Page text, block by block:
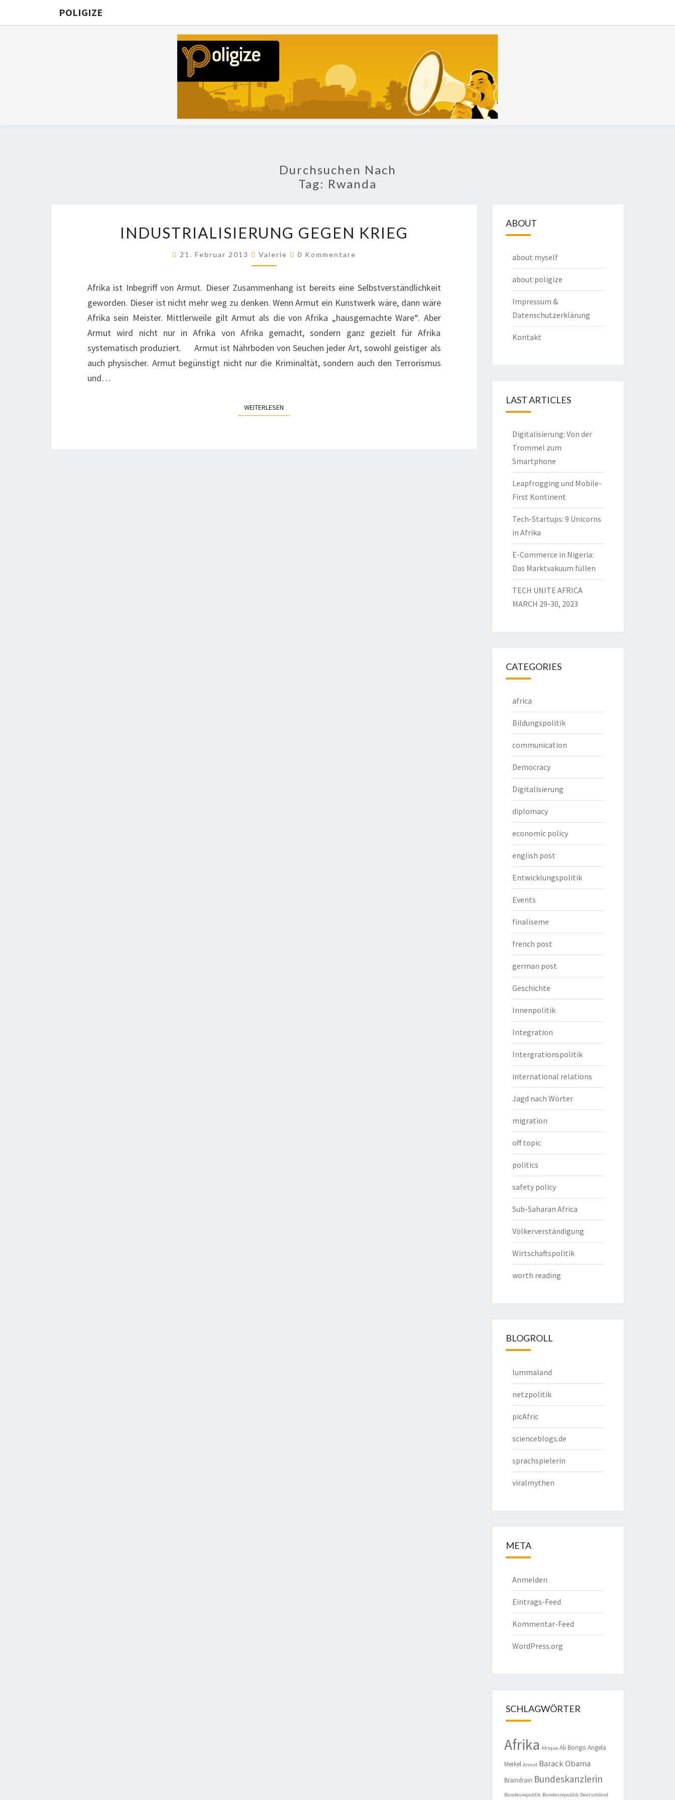
POLIGIZE
POLIGIZE
About
Economy,
Politics,
Diplomacy,
Durchsuchen Nach
Tag: Rwanda
GEGEN
KRIEG
INDUSTRIALISIERUNG GEGEN KRIEG
21. Februar 2013 Valerie Kommentare
0 Kommentare
Afrika ist Inbegriff von Armut. Dieser Zusammenhang ist bereits eine Selbstverständlichkeit
geworden. Dieser ist nicht mehr weg zu denken. Wenn Armut ein Kunstwerk wäre, dann wäre
Afrika sein Meister. Mittlerweile gilt Armut als die von Afrika „hausgemachte Ware“. Aber
Armut wird nicht nur in Afrika von Afrika gemacht, sondern ganz gezielt für Afrika
systematisch produziert. Armut ist Nährboden von Seuchen jeder Art, sowohl geistiger als
auch physischer. Armut begünstigt nicht nur die Kriminaltät, sondern auch den Terrorismus
und…
WEITERLESEN
ABOUT
about myself
about poligize
Impressum &
Datenschutzerklärung
Kontakt
LAST ARTICLES
Digitalisierung: Von der
Trommel zum
Smartphone
Leapfrogging und Mobile-
First Kontinent
Tech-Startups: 9 Unicorns
in Afrika
E-Commerce in Nigeria:
Das Marktvakuum füllen
TECH UNITE AFRICA
MARCH 29-30, 2023
CATEGORIES
africa
Bildungspolitik
communication
Democracy
Digitalisierung
diplomacy
economic policy
english post
Entwicklungspolitik
Events
finaliseme
french post
german post
Geschichte
Innenpolitik
Integration
Intergrationspolitik
international relations
Jagd nach Wörter
migration
off topic
politics
safety policy
Sub-Saharan Africa
Völkerverständigung
Wirtschaftspolitik
worth reading
BLOGROLL
lummaland
netzpolitik
picAfric
scienceblogs.de
sprachspielerin
viralmythen
META
Anmelden
Eintrags-Feed
Kommentar-Feed
WordPress.org
SCHLAGWÖRTER
Afrika Afrique Ali Bongo Angela
Merkel Armut Barack Obama
Braindrain Bundeskanzlerin
Bundesrepublik Bundesrepublik Deutschland